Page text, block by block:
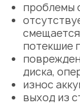
проблемы
потекшие
диска,
износ
выход из